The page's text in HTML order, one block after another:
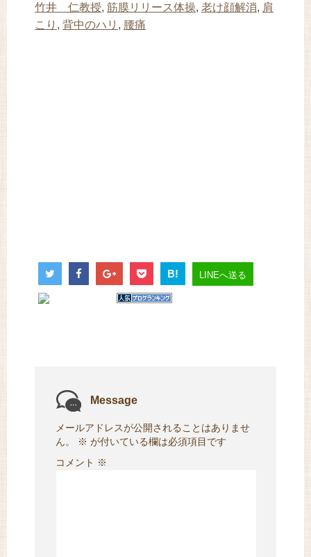
竹井 仁教授, 筋膜リリース体操, 老け顔解消, 肩
こり , 背中のハリ , 腰痛
B! LINEへ送る
Message
メールアドレスが公開されることはありませ
ん。
※ が付いている欄は必須項目です
コメント ※